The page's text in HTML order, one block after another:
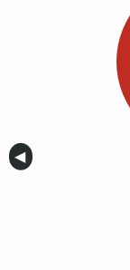
Anterior
◀︎